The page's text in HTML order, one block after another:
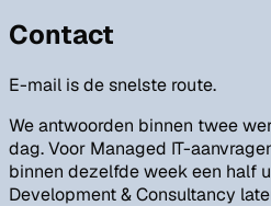
Contact
E-mail is de snelste route.
We antwoorden binnen twee
dag. Voor Managed IT-
binnen dezelfde week een half
Development & Consultancy